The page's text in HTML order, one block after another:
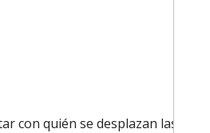
con quién se desplazan las